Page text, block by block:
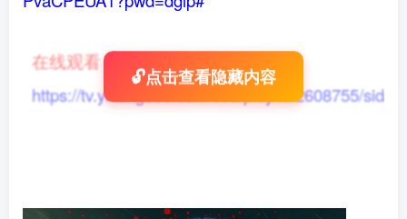
在线观看：
https://tv.yikong666.com/vod/play/id/2608755/sid/
🔓点击查看隐藏内容